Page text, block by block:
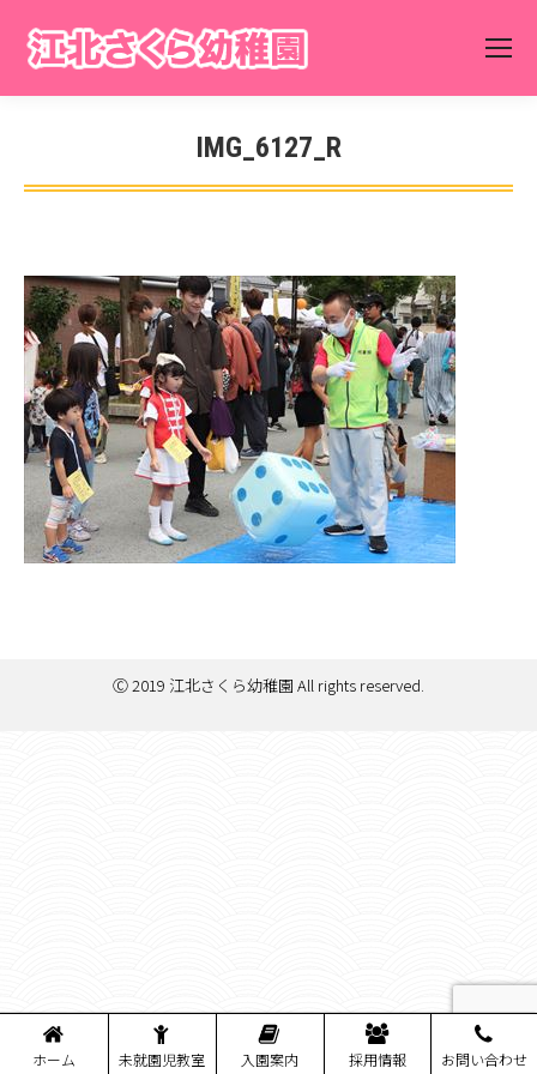
IMG_6127_R
You are here:
Ⓒ 2019 江北さくら幼稚園 All rights reserved.
ホーム 未就園児教室 入園案内 採用情報 お問い合わせ